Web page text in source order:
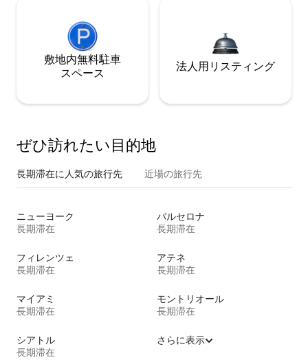
敷地内無料駐⁠車
ス⁠ペ⁠ー⁠ス
法人用リスティング
ぜひ訪⁠れ⁠た⁠い目⁠的⁠地
長期滞在に人気の旅行先 近場の旅行先
ニューヨーク
長期滞在
バルセロナ
長期滞在
フィレンツェ
長期滞在
アテネ
長期滞在
マイアミ
長期滞在
モントリオール
長期滞在
シアトル
長期滞在
さらに表示